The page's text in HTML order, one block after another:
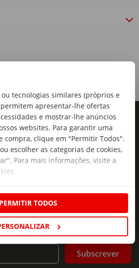
tecnologias similares (próprios e
apresentar-lhe ofertas
e mostrar-lhe anúncios
websites. Para garantir uma
compra, clique em "Permitir Todos".
escolher as categorias de cookies,
Para mais informações, visite a
PERMITIR TODOS
campanhas exclusivas,
si.
Subscrever